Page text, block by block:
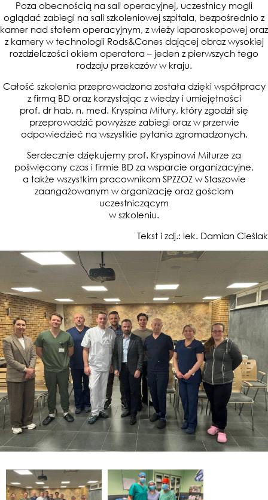
Poza obecnością na sali operacyjnej, uczestnicy mogli
oglądać zabiegi na sali szkoleniowej szpitala, bezpośrednio z
kamer nad stołem operacyjnym, z wieży laparoskopowej oraz
z kamery w technologii Rods&Cones dającej obraz wysokiej
rozdzielczości okiem operatora – jeden z pierwszych tego
rodzaju przekazów w kraju.
Całość szkolenia przeprowadzona została dzięki współpracy
z firmą BD oraz korzystając z wiedzy i umiejętności
prof. dr hab. n. med. Kryspina Mitury, który zgodził się
przeprowadzić powyższe zabiegi oraz w przerwie
odpowiedzieć na wszystkie pytania zgromadzonych.
Serdecznie dziękujemy prof. Kryspinowi Miturze za
poświęcony czas i firmie BD za wsparcie organizacyjne,
a także wszystkim pracownikom SPZZOZ w Staszowie
zaangażowanym w organizację oraz gościom
uczestniczącym
w szkoleniu.
Tekst i zdj.: lek. Damian Cieślak